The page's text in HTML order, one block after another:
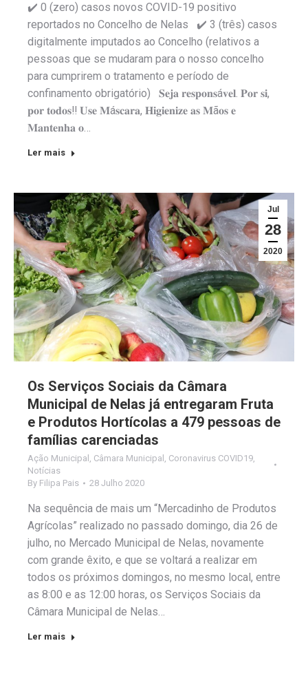
✔️ 0 (zero) casos novos COVID-19 positivo
reportados no Concelho de Nelas ✔️ 3 (três) casos
digitalmente imputados ao Concelho (relativos a
pessoas que se mudaram para o nosso concelho
para cumprirem o tratamento e período de
confinamento obrigatório) 𝐒𝐞𝐣𝐚 𝐫𝐞𝐬𝐩𝐨𝐧𝐬á𝐯𝐞𝐥. 𝐏𝐨𝐫 𝐬𝐢,
𝐩𝐨𝐫 𝐭𝐨𝐝𝐨𝐬‼️ 𝐔𝐬𝐞 𝐌á𝐬𝐜𝐚𝐫𝐚, 𝐇𝐢𝐠𝐢𝐞𝐧𝐢𝐳𝐞 𝐚𝐬 𝐌ã𝐨𝐬 𝐞
𝐌𝐚𝐧𝐭𝐞𝐧𝐡𝐚 𝐨…
Ler mais
Jul
28
2020
Os Serviços Sociais da Câmara
Municipal de Nelas já entregaram Fruta
e Produtos Hortícolas a 479 pessoas de
famílias carenciadas
Ação Municipal Câmara Municipal Coronavirus COVID19
Notícias
By Filipa Pais 28 Julho 2020
Na sequência de mais um “Mercadinho de Produtos
Agrícolas” realizado no passado domingo, dia 26 de
julho, no Mercado Municipal de Nelas, novamente
com grande êxito, e que se voltará a realizar em
todos os próximos domingos, no mesmo local, entre
as 8:00 e as 12:00 horas, os Serviços Sociais da
Câmara Municipal de Nelas…
Ler mais